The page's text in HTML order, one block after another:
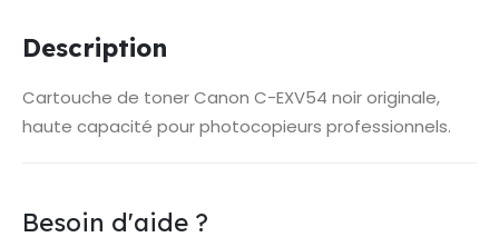
Description
Cartouche de toner Canon C-EXV54 noir originale,
haute capacité pour photocopieurs professionnels.
Besoin d'aide ?